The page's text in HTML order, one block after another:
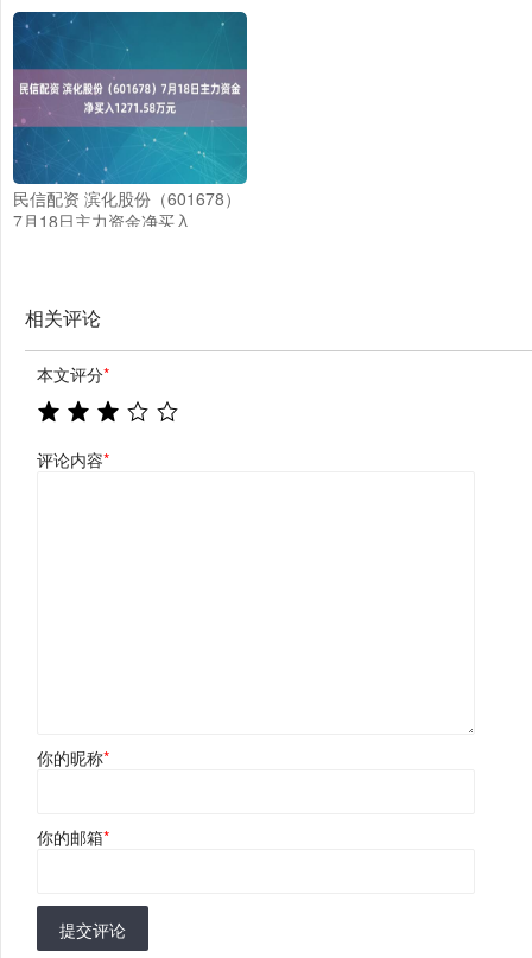
年总量
民信配资 滨化股份（601678）
7月18日主力资金净买入
相关评论
本文评分*
评论内容*
你的昵称*
你的邮箱*
提交评论